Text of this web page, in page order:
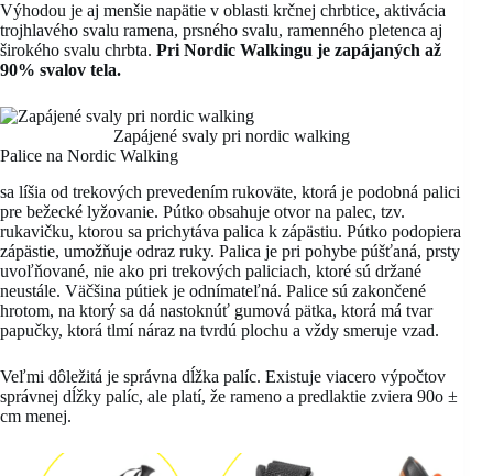
Výhodou je aj menšie napätie v oblasti krčnej chrbtice, aktivácia
trojhlavého svalu ramena, prsného svalu, ramenného pletenca aj
širokého svalu chrbta. Pri Nordic Walkingu je zapájaných až
90% svalov tela.
Zapájené svaly pri nordic walking
Palice na Nordic Walking
sa líšia od trekových prevedením rukoväte, ktorá je podobná palici
pre bežecké lyžovanie. Pútko obsahuje otvor na palec, tzv.
rukavičku, ktorou sa prichytáva palica k zápästiu. Pútko podopiera
zápästie, umožňuje odraz ruky. Palica je pri pohybe púšťaná, prsty
uvoľňované, nie ako pri trekových paliciach, ktoré sú držané
neustále. Väčšina pútiek je odnímateľná. Palice sú zakončené
hrotom, na ktorý sa dá nastoknúť gumová pätka, ktorá má tvar
papučky, ktorá tlmí náraz na tvrdú plochu a vždy smeruje vzad.
Veľmi dôležitá je správna dĺžka palíc. Existuje viacero výpočtov
správnej dĺžky palíc, ale platí, že rameno a predlaktie zviera 90o ±
cm menej.